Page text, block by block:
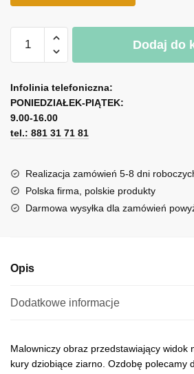
Obraz
wiejskim
motywem
wg
Anny
Dodaj do
l
t
e
r
a
t
i
Infolinia telefoniczna:
PONIEDZIAŁEK-PIĄTEK:
9.00-16.00
tel.: 881 31 71 81
Realizacja zamówień 5-8 dni
Polska firma, polskie produkty
Darmowa wysyłka dla zamówień
Opis
Dodatkowe informacje
Malowniczy obraz przedstawiający widok
kury dziobiące ziarno. Ozdobę polecamy